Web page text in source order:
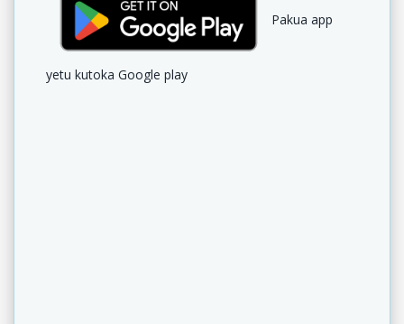
Pakua app
yetu kutoka Google play